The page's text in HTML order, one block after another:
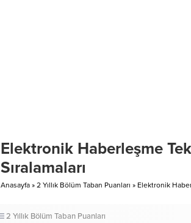
Elektronik Haberleşme
Sıralamaları
Anasayfa » 2 Yıllık Bölüm Taban Puanları » Elektronik
2 Yıllık Bölüm Taban Puanları